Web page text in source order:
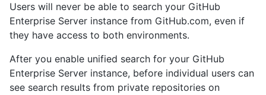
Users will never be able to search your GitHub
Enterprise Server instance from GitHub.com, even if
they have access to both environments.
After you enable unified search for your GitHub
Enterprise Server instance, before individual users can
see search results from private repositories on